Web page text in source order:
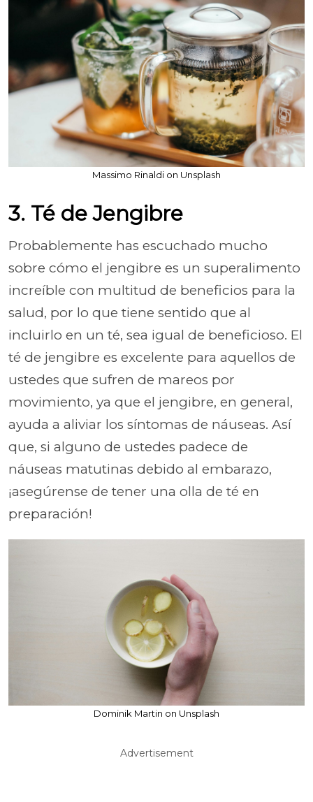
Massimo Rinaldi on Unsplash
3. Té de Jengibre
Probablemente has escuchado mucho
sobre cómo el jengibre es un superalimento
increíble con multitud de beneficios para la
salud, por lo que tiene sentido que al
incluirlo en un té, sea igual de beneficioso. El
té de jengibre es excelente para aquellos de
ustedes que sufren de mareos por
movimiento, ya que el jengibre, en general,
ayuda a aliviar los síntomas de náuseas. Así
que, si alguno de ustedes padece de
náuseas matutinas debido al embarazo,
¡asegúrense de tener una olla de té en
preparación!
Dominik Martin on Unsplash
Advertisement